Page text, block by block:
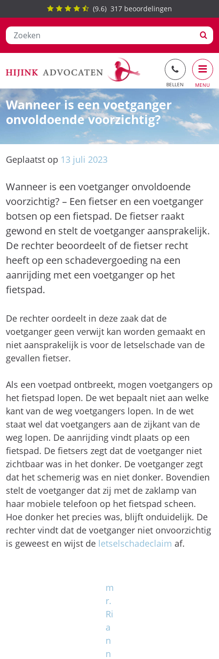
Ga
naar
de
(9.6) 317 beoordelingen
Wanneer is een voetganger
onvoldoende voorzichtig?
Geplaatst op 13 juli 2023
Wanneer is een voetganger onvoldoende
voorzichtig? – Een fietser en een voetganger
botsen op een fietspad. De fietser raakt
gewond en stelt de voetganger aansprakelijk.
De rechter beoordeelt of de fietser recht
heeft op een schadevergoeding na een
aanrijding met een voetganger op het
fietspad.
De rechter oordeelt in deze zaak dat de
voetganger geen verwijt kan worden gemaakt en
niet aansprakelijk is voor de letselschade van de
gevallen fietser.
Als een voetpad ontbreekt, mogen voetgangers op
het fietspad lopen. De wet bepaalt niet aan welke
kant van de weg voetgangers lopen. In de wet
staat wel dat voetgangers aan de zijkant van de
weg lopen. De aanrijding vindt plaats op een
fietspad. De fietsers zegt dat de voetganger niet
zichtbaar was in het donker. De voetganger zegt
dat het schemerig was en niet donker. Bovendien
stelt de voetganger dat zij met de zaklamp van
haar mobiele telefoon op het fietspad scheen.
Hoe donker het precies was, blijft onduidelijk. De
rechter vindt dat de voetganger niet onvoorzichtig
is geweest en wijst de letselschadeclaim af.
m
r.
Ri
a
n
n